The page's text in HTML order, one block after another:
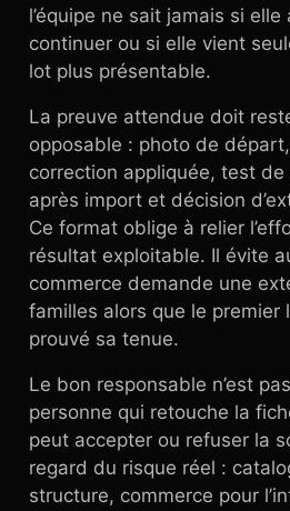
l’équipe ne sait jamais si
continuer ou si elle vient
lot plus présentable.
La preuve attendue doit
opposable : photo de
correction appliquée, test
après import et décision
Ce format oblige à relier
résultat exploitable. Il évite
commerce demande une
familles alors que le premier
prouvé sa tenue.
Le bon responsable n’est
personne qui retouche la
peut accepter ou refuser la
regard du risque réel :
structure, commerce pour